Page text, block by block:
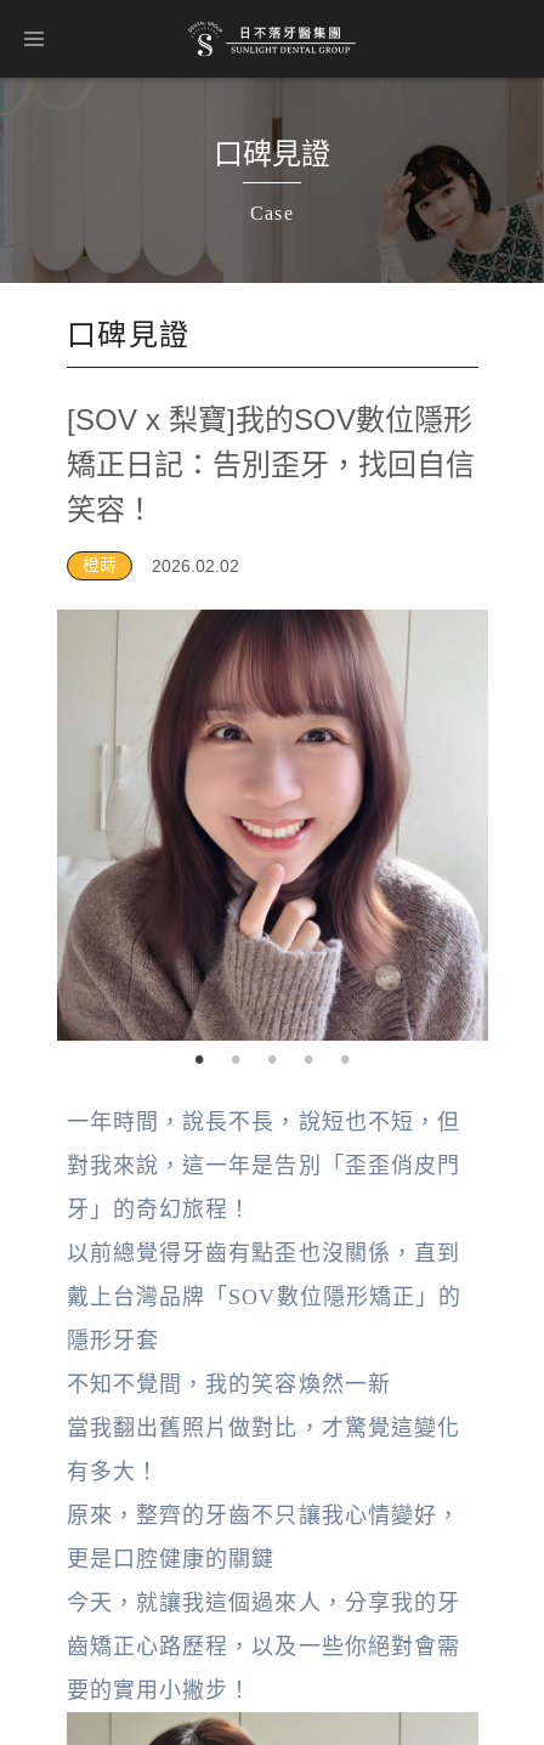
口碑見證
Case
口碑見證
[SOV x 梨寶]我的SOV數位隱形
矯正日記：告別歪牙，找回自信
笑容！
橙蒔 2026.02.02
一年時間，說長不長，說短也不短，但
對我來說，這一年是告別「歪歪俏皮門
牙」的奇幻旅程！
以前總覺得牙齒有點歪也沒關係，直到
戴上台灣品牌「SOV數位隱形矯正」的
隱形牙套
不知不覺間，我的笑容煥然一新
當我翻出舊照片做對比，才驚覺這變化
有多大！
原來，整齊的牙齒不只讓我心情變好，
更是口腔健康的關鍵
今天，就讓我這個過來人，分享我的牙
齒矯正心路歷程，以及一些你絕對會需
要的實用小撇步！